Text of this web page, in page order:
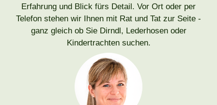
Erfahrung und Blick fürs Detail. Vor Ort oder per
Telefon stehen wir Ihnen mit Rat und Tat zur Seite -
ganz gleich ob Sie Dirndl, Lederhosen oder
Kindertrachten suchen.